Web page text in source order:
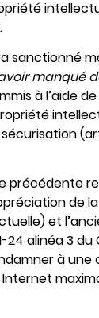
sanctionné
manqué
à l’aide
précédente
de
et
24 alinéa 3
à